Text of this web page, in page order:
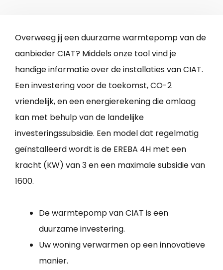
Overweeg jij een duurzame warmtepomp van de
aanbieder CIAT? Middels onze tool vind je
handige informatie over de installaties van CIAT.
Een investering voor de toekomst, CO-2
vriendelijk, en een energierekening die omlaag
kan met behulp van de landelijke
investeringssubsidie. Een model dat regelmatig
geïnstalleerd wordt is de EREBA 4H met een
kracht (KW) van 3 en een maximale subsidie van
1600.
De warmtepomp van CIAT is een
duurzame investering.
Uw woning verwarmen op een innovatieve
manier.